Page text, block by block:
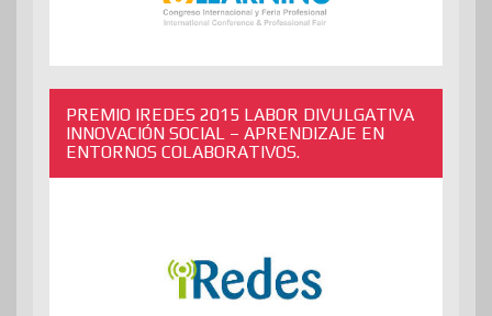
PREMIO IREDES 2015 LABOR DIVULGATIVA
INNOVACIÓN SOCIAL – APRENDIZAJE EN
ENTORNOS COLABORATIVOS.